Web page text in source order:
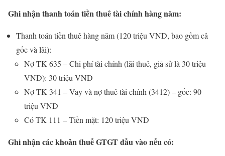
Ghi nhận thanh toán tiền thuê tài chính hàng năm:
Thanh toán tiền thuê hàng năm (120 triệu VND, bao gồm cả
gốc và lãi):
Nợ TK 635 – Chi phí tài chính (lãi thuê, giả sử là 30 triệu
VND): 30 triệu VND
Nợ TK 341 – Vay và nợ thuê tài chính (3412) – gốc: 90
triệu VND
Có TK 111 – Tiền mặt: 120 triệu VND
Ghi nhận các khoản thuế GTGT đầu vào nếu có: